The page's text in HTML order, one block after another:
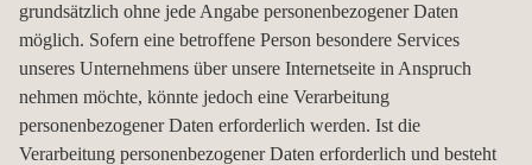
grundsätzlich ohne jede Angabe personenbezogener Daten
möglich. Sofern eine betroffene Person besondere Services
unseres Unternehmens über unsere Internetseite in Anspruch
nehmen möchte, könnte jedoch eine Verarbeitung
personenbezogener Daten erforderlich werden. Ist die
Verarbeitung personenbezogener Daten erforderlich und besteht